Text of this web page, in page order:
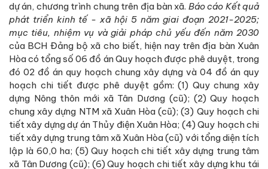
dự án, chương trình chung trên địa bàn xã. Báo cáo Kết quả
phát triển kinh tế - xã hội 5 năm giai đoạn 2021-2025;
mục tiêu, nhiệm vụ và giải pháp chủ yếu đến năm 2030
của BCH Đảng bộ xã cho biết, hiện nay trên địa bàn Xuân
Hòa có tổng số 06 đồ án Quy hoạch được phê duyệt, trong
đó 02 đồ án quy hoạch chung xây dựng và 04 đồ án quy
hoạch chi tiết được phê duyệt gồm: (1) Quy chung xây
dựng Nông thôn mới xã Tân Dương (cũ); (2) Quy hoạch
chung xây dựng NTM xã Xuân Hòa (cũ); (3) Quy hoạch chi
tiết xây dựng dự án Thủy điện Xuân Hòa; (4) Quy hoạch chi
tiết xây dựng trung tâm xã Xuân Hòa (cũ) với tổng diện tích
lập là 60,0 ha; (5) Quy hoạch chi tiết xây dựng trung tâm
xã Tân Dương (cũ); (6) Quy hoạch chi tiết xây dựng khu tái